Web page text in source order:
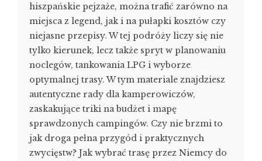
hiszpańskie pejzaże, można trafić zarówno na
miejsca z legend, jak i na pułapki kosztów czy
niejasne przepisy. W tej podróży liczy się nie
tylko kierunek, lecz także spryt w planowaniu
noclegów, tankowania LPG i wyborze
optymalnej trasy. W tym materiale znajdziesz
autentyczne rady dla kamperowiczów,
zaskakujące triki na budżet i mapę
sprawdzonych campingów. Czy nie brzmi to
jak droga pełna przygód i praktycznych
zwycięstw? Jak wybrać trasę przez Niemcy do